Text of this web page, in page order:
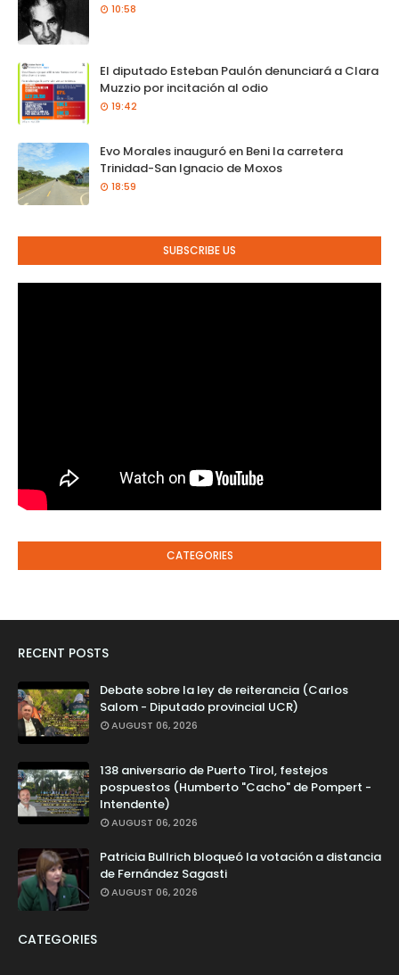
10:58
El diputado Esteban Paulón denunciará a Clara
Muzzio por incitación al odio
19:42
Evo Morales inauguró en Beni la carretera
Trinidad-San Ignacio de Moxos
18:59
SUBSCRIBE US
CATEGORIES
RECENT POSTS
Debate sobre la ley de reiterancia (Carlos
Salom - Diputado provincial UCR)
AUGUST 06, 2026
138 aniversario de Puerto Tirol, festejos
pospuestos (Humberto "Cacho" de Pompert -
Intendente)
AUGUST 06, 2026
Patricia Bullrich bloqueó la votación a distancia
de Fernández Sagasti
AUGUST 06, 2026
CATEGORIES